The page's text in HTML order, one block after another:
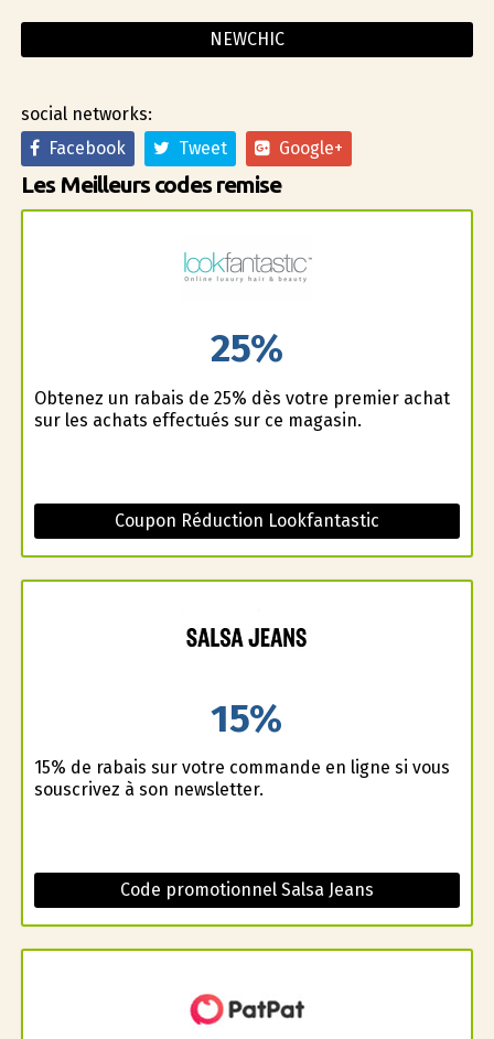
NEWCHIC
social networks:
Facebook
Tweet Google+
Les Meilleurs codes remise
25%
Obtenez un rabais de 25% dès votre premier achat
sur les achats effectués sur ce magasin.
Coupon Réduction Lookfantastic
15%
15% de rabais sur votre commande en ligne si vous
souscrivez à son newsletter.
Code promotionnel Salsa Jeans